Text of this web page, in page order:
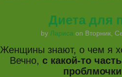
Диета для
by Лариса on Вторник,
Женщины знают, о чем я
Вечно, с какой-то